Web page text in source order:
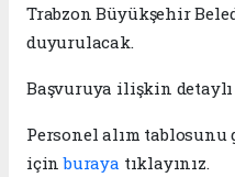
Trabzon Büyükşehir
duyurulacak.
Başvuruya ilişkin
Personel alım
içinburaya tıklayınız.